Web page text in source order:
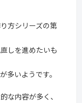
方シリーズの第
しを進めたいも
多いようです。
な内容が多く、